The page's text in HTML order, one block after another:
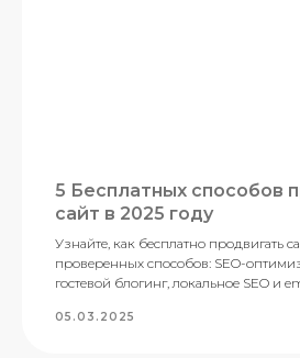
5 Бесплатных способов
сайт в 2025 году
Узнайте, как бесплатно продвигать
проверенных способов: SEO-
гостевой блогинг, локальное SEO и
05.03.2025